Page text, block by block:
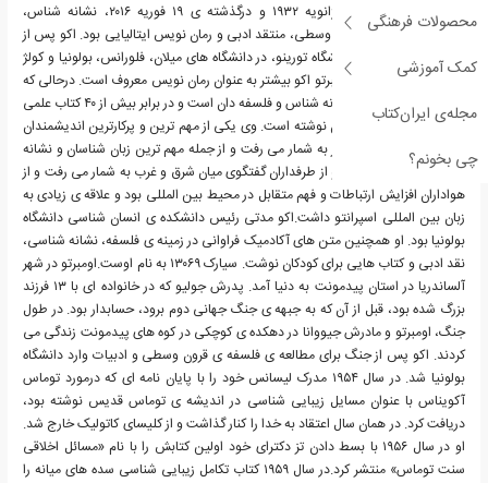
محصولات فرهنگی
کمک آموزشی
مجله‌ی ایران‌کتاب
چی بخونم؟
اومبرتو اکو، زاده ی ۵ ژانویه ۱۹۳۲ و درگذشته ی ۱۹ فوریه ۲۰۱۶، نشانه شناس،
فیلسوف، متخصص قرون وسطی، منتقد ادبی و رمان نویس ایتالیایی بود. اکو پس از
گرفتن مدرک دکترا در دانشگاه تورینو، در دانشگاه های میلان، فلورانس، بولونیا و کولژ
دو فرانس تدریس کرد.اومبرتو اکو بیشتر به عنوان رمان نویس معروف است. درحالی که
او در وهله ی اول یک نشانه شناس و فلسفه دان است و در برابر بیش از ۴۰ کتاب علمی
و صدها مقاله، تنها ۵ رمان نوشته است. وی یکی از مهم ترین و پرکارترین اندیشمندان
و روشنفکران دنیای معاصر به شمار می رفت و از جمله مهم ترین زبان شناسان و نشانه
شناسان ساختارگرا بود. اکو از طرفداران گفتگوی میان شرق و غرب به شمار می رفت و از
هواداران افزایش ارتباطات و فهم متقابل در محیط بین المللی بود و علاقه ی زیادی به
زبان بین المللی اسپرانتو داشت.اکو مدتی رئیس دانشکده ی انسان شناسی دانشگاه
بولونیا بود. او همچنین متن های آکادمیک فراوانی در زمینه ی فلسفه، نشانه شناسی،
نقد ادبی و کتاب هایی برای کودکان نوشت. سیارک ۱۳۰۶۹ به نام اوست.اومبرتو در شهر
آلساندریا در استان پیدمونت به دنیا آمد. پدرش جولیو که در خانواده ای با ۱۳ فرزند
بزرگ شده بود، قبل از آن که به جبهه ی جنگ جهانی دوم برود، حسابدار بود. در طول
جنگ، اومبرتو و مادرش جیووانا در دهکده ی کوچکی در کوه های پیدمونت زندگی می
کردند. اکو پس از جنگ برای مطالعه ی فلسفه ی قرون وسطی و ادبیات وارد دانشگاه
بولونیا شد. در سال ۱۹۵۴ مدرک لیسانس خود را با پایان نامه ای که درمورد توماس
آکویناس با عنوان مسایل زیبایی شناسی در اندیشه ی توماس قدیس نوشته بود،
دریافت کرد. در همان سال اعتقاد به خدا را کنار گذاشت و از کلیسای کاتولیک خارج شد.
او در سال ۱۹۵۶ با بسط دادن تز دکترای خود اولین کتابش را با نام «مسائل اخلاقی
سنت توماس» منتشر کرد.در سال ۱۹۵۹ کتاب تکامل زیبایی شناسی سده های میانه را